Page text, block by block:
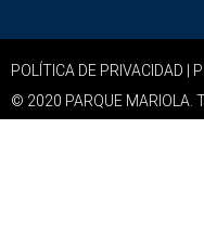
POLÍTICA DE PRIVACIDAD |
© 2020 PARQUE